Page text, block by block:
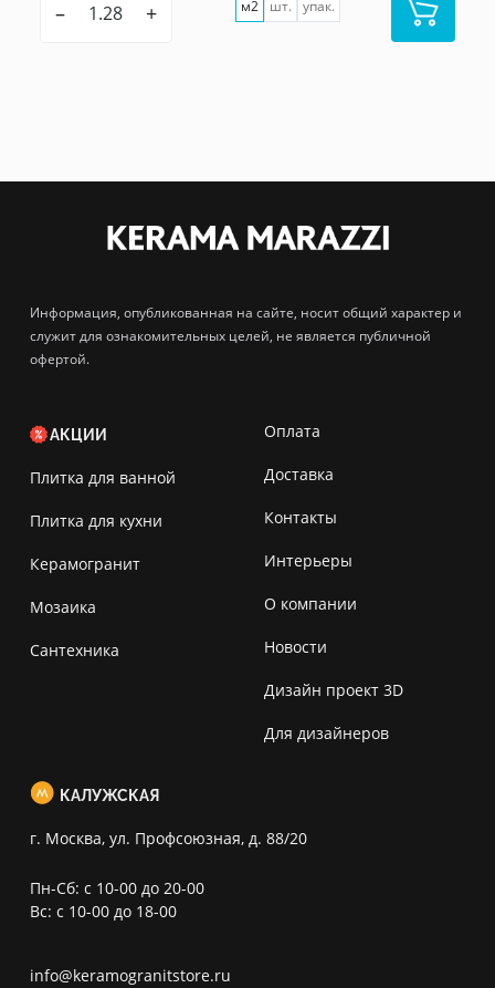
– + м2 шт. упак.
Информация, опубликованная на сайте, носит общий характер и
служит для ознакомительных целей, не является публичной
офертой.
АКЦИИ
Плитка для ванной
Плитка для кухни
Керамогранит
Мозаика
Сантехника
Оплата
Доставка
Контакты
Интерьеры
О компании
Новости
Дизайн проект 3D
Для дизайнеров
КАЛУЖСКАЯ
г. Москва, ул. Профсоюзная, д. 88/20
Пн-Сб: с 10-00 до 20-00
Вс: с 10-00 до 18-00
info@keramogranitstore.ru